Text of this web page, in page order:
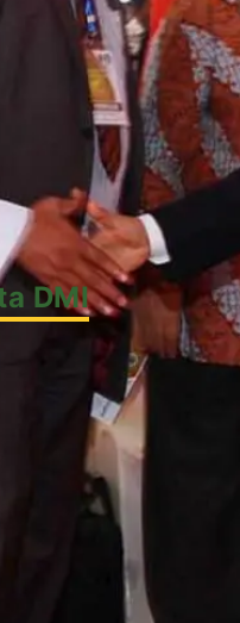
Memakmurkan Umat,
Peradaban
Tahun Baru Islam 1448
Tegaskan Peran Masjid
Pusat Peradaban dan
Umat
2026
DMI